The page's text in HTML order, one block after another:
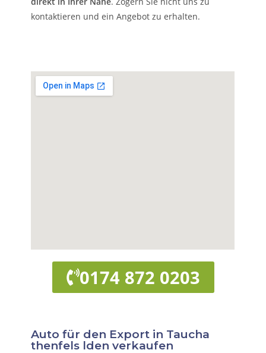
kontaktieren und ein Angebot zu erhalten.
0174 872 0203
Auto für den Export in Taucha
thenfels lden verkaufen